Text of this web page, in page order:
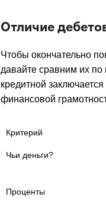
Отличие
Чтобы окончательно
давайте сравним их
кредитной
финансовой
Критерий
Чьи деньги?
Проценты